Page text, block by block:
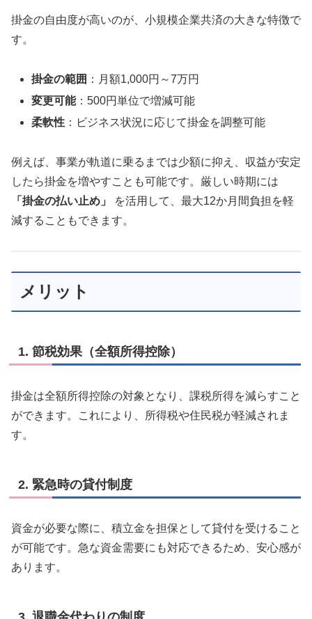
掛金の自由度が高いのが、小規模企業共済の大きな特徴で
す。
掛金の範囲 ：月額1,000円～7万円
変更可能：500円単位で増減可能
柔軟性 ：ビジネス状況に応じて掛金を調整可能
例えば、事業が軌道に乗るまでは少額に抑え、収益が安定
したら掛金を増やすことも可能です。厳しい時期には
「掛金の払い止め」
を活用して、最大12か月間負担を軽
減することもできます。
メリット
1. 節税効果（全額所得控除）
掛金は全額所得控除の対象となり、課税所得を減らすこと
ができます。これにより、所得税や住民税が軽減されま
す。
2. 緊急時の貸付制度
資金が必要な際に、積立金を担保として貸付を受けること
が可能です。急な資金需要にも対応できるため、安心感が
あります。